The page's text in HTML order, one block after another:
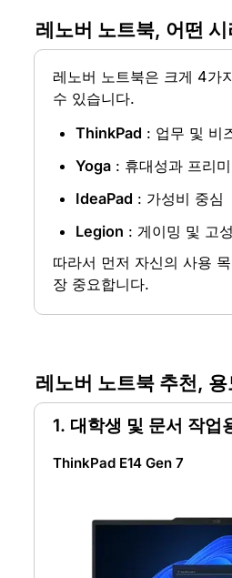
레노버 노트북, 어떤
레노버 노트북은 크게 4가
수 있습니다.
ThinkPad : 업무 및 비
Yoga : 휴대성과 프리
IdeaPad : 가성비 중심
Legion : 게이밍 및 고
따라서 먼저 자신의 사용
장 중요합니다.
레노버 노트북 추천, 용
1. 대학생 및 문서 작업
ThinkPad E14 Gen 7